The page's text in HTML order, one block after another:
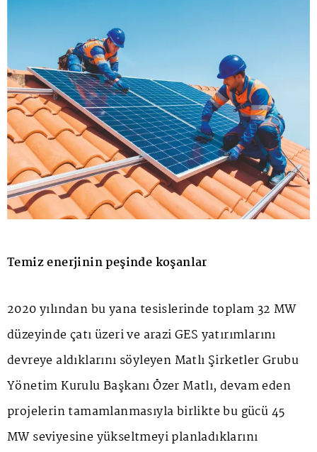
Temiz enerjinin peşinde koşanlar
2020 yılından bu yana tesislerinde toplam 32 MW
düzeyinde çatı üzeri ve arazi GES yatırımlarını
devreye aldıklarını söyleyen Matlı Şirketler Grubu
Yönetim Kurulu Başkanı Özer Matlı, devam eden
projelerin tamamlanmasıyla birlikte bu gücü 45
MW seviyesine yükseltmeyi planladıklarını